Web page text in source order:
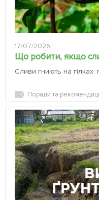
17/07/2026
Що робити, якщо
Сливи гниють на
Поради та